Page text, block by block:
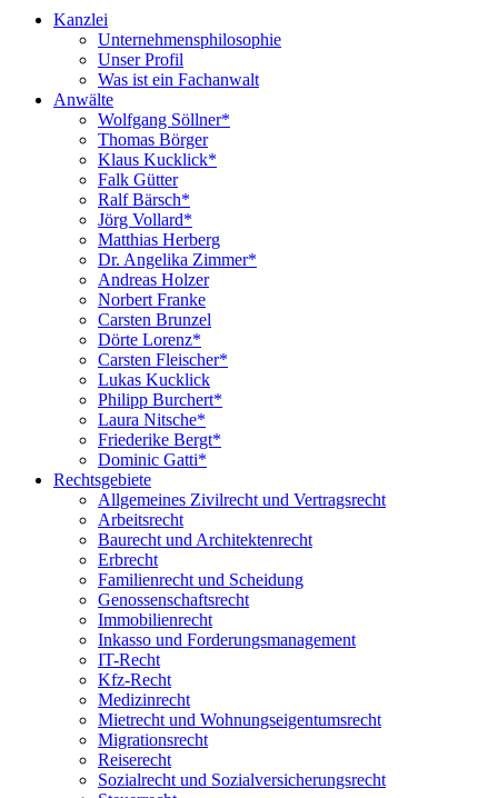
Kanzlei
Unternehmensphilosophie
Unser Profil
Was ist ein Fachanwalt
Anwälte
Wolfgang Söllner*
Thomas Börger
Klaus Kucklick*
Falk Gütter
Ralf Bärsch*
Jörg Vollard*
Matthias Herberg
Dr. Angelika Zimmer*
Andreas Holzer
Norbert Franke
Carsten Brunzel
Dörte Lorenz*
Carsten Fleischer*
Lukas Kucklick
Philipp Burchert*
Laura Nitsche*
Friederike Bergt*
Dominic Gatti*
Rechtsgebiete
Allgemeines Zivilrecht und Vertragsrecht
Arbeitsrecht
Baurecht und Architektenrecht
Erbrecht
Familienrecht und Scheidung
Genossenschaftsrecht
Immobilienrecht
Inkasso und Forderungsmanagement
IT-Recht
Kfz-Recht
Medizinrecht
Mietrecht und Wohnungseigentumsrecht
Migrationsrecht
Reiserecht
Sozialrecht und Sozialversicherungsrecht